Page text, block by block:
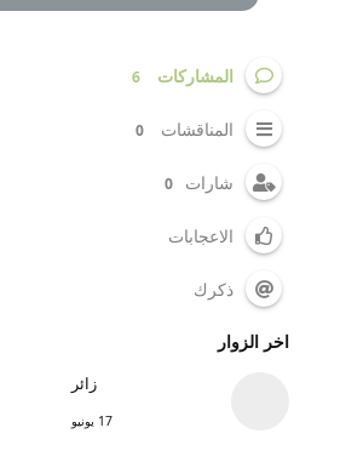
المشاركات 6
المناقشات 0
شارات 0
الاعجابات
ذكرك
اخر الزوار
زائر
17 يونيو